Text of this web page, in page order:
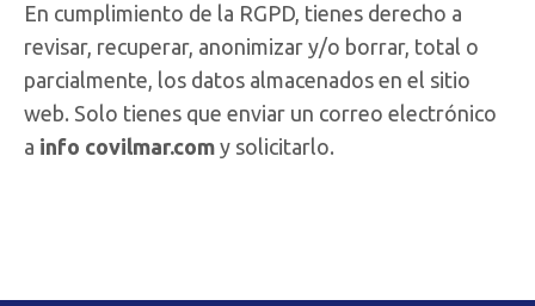
En cumplimiento de la RGPD, tienes derecho a
revisar, recuperar, anonimizar y/o borrar, total o
parcialmente, los datos almacenados en el sitio
web. Solo tienes que enviar un correo electrónico
a info covilmar.com y solicitarlo.